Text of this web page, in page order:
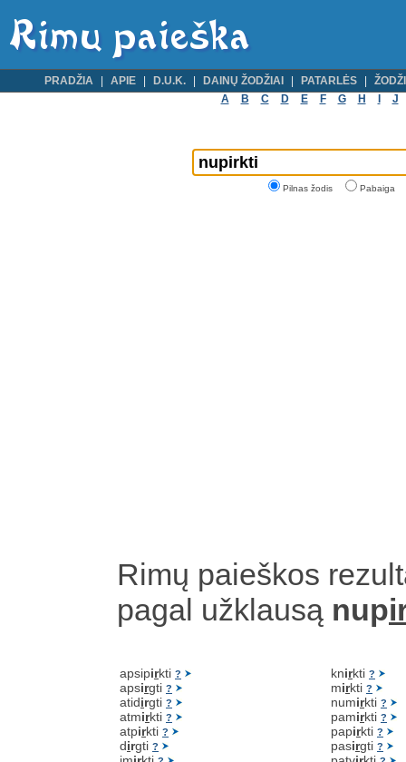
PRADŽIA APIE D.U.K. DAINŲ ŽODŽIAI PATARLĖS
A
B C D E F G H J
Pilnas žodis Pabaiga
Rimų paieškos
pagal užklausą nup
apsipirkti ?
apsirgti ?
atidirgti ?
atmirkti ?
atpirkti ?
dirgti ?
knirkti ?
mirkti ?
numirkti ?
pamirkti ?
papirkti ?
pasirgti ?